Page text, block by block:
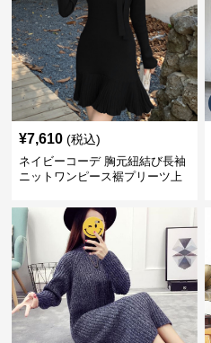
¥7,610 (税込)
ネイビーコーデ 胸元紐結び長袖
ニットワンピース裾プリーツ上